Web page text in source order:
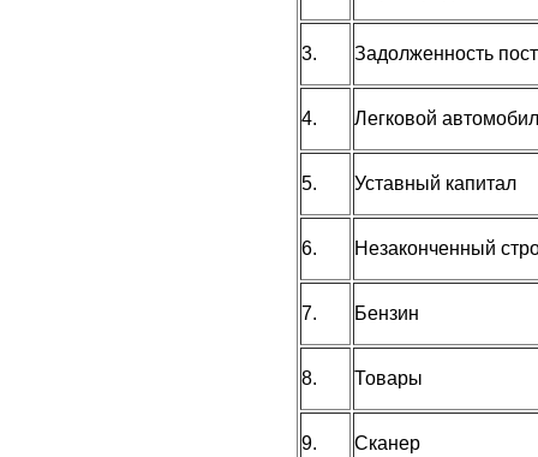
3. Задолженность
4. Легковой
5. Уставный капитал
6. Незаконченный
7. Бензин
8. Товары
9. Сканер